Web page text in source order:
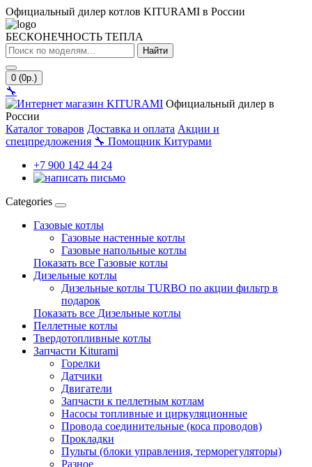
Официальный дилер котлов KITURAMI в России
БЕСКОНЕЧНОСТЬ ТЕПЛА
Найти
0 (0р.)
🔧
Официальный дилер в
России
Каталог товаров Доставка и оплата Акции и
спецпредложения 🔧 Помощник Китурами
+7 900 142 44 24
Categories
Газовые котлы
Газовые настенные котлы
Газовые напольные котлы
Показать все Газовые котлы
Дизельные котлы
Дизельные котлы TURBO по акции фильтр в
подарок
Показать все Дизельные котлы
Пеллетные котлы
Твердотопливные котлы
Запчасти Kiturami
Горелки
Датчики
Двигатели
Запчасти к пеллетным котлам
Насосы топливные и циркуляционные
Провода соединительные (коса проводов)
Прокладки
Пульты (блоки управления, терморегуляторы)
Разное